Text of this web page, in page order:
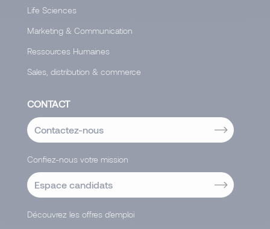
Life Sciences
Marketing & Communication
Ressources Humaines
Sales, distribution & commerce
CONTACT
Contactez-nous
Confiez-nous votre mission
Espace candidats
Découvrez les offres d'emploi